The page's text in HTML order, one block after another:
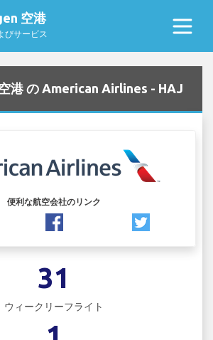
空港
びサービス
港 の American Airlines - HAJ
便利な航空会社のリンク
31
ウィークリーフライト